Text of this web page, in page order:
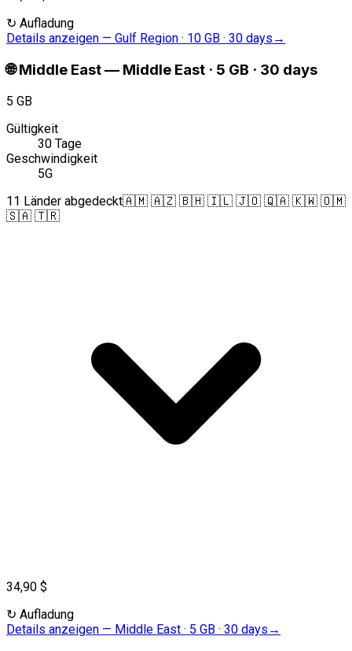
↻ Aufladung
Details anzeigen — Gulf Region · 10 GB · 30 days →
🌐 Middle East— Middle East · 5 GB · 30 days
5 GB
Gültigkeit
30 Tage
Geschwindigkeit
5G
11 Länder abgedeckt🇦🇲 🇦🇿 🇧🇭 🇮🇱 🇯🇴 🇶🇦 🇰🇼 🇴🇲
🇸🇦 🇹🇷
34,90 $
↻ Aufladung
Details anzeigen — Middle East · 5 GB · 30 days →